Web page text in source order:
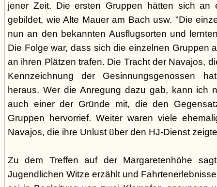
jener Zeit. Die ersten Gruppen hätten sich an
gebildet, wie Alte Mauer am Bach usw. "Die
nun an den bekannten Ausflugsorten und
Die Folge war, dass sich die einzelnen Gruppen
an ihren Plätzen trafen. Die Tracht der Navajos,
Kennzeichnung der Gesinnungsgenossen
heraus. Wer die Anregung dazu gab, kann ich
auch einer der Gründe mit, die den
Gruppen hervorrief. Weiter waren viele
Navajos, die ihre Unlust über den HJ-Dienst
Zu dem Treffen auf der Margaretenhöhe
Jugendlichen Witze erzählt und